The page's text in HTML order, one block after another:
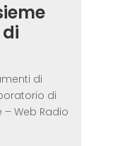
di
di
Web Radio